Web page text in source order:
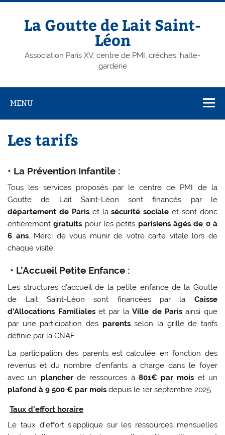
Skip
contentLa Goutte de Lait Saint-
Léon
Association Paris XV, centre de PMI, crèches, halte-
garderie
MENU
Les tarifs
• La Prévention Infantile :
Tous les services proposés par le centre de PMI de la
Goutte de Lait Saint-Léon sont financés par le
département de Pariset lasécurité sociale et sont donc
entièrementgratuits pour les petits parisiens âgés de 0 à
6 ans. Merci de vous munir de votre carte vitale lors de
chaque visite.
• L’Accueil Petite Enfance :
Les structures d’accueil de la petite enfance de la Goutte
de Lait Saint-Léon sont financées par la Caisse
d’Allocations Familialeset par laVille de Paris ainsi que
par une participation des parentsselon la grille de tarifs
définie par la CNAF.
La participation des parents est calculée en fonction des
revenus et du nombre d’enfants à charge dans le foyer
avec un plancherde ressources à 801€ par mois et un
plafond à 9 500 € par mois depuis le 1er septembre 2025.
Taux d’effort horaire
Le taux d’effort s’applique sur les ressources mensuelles